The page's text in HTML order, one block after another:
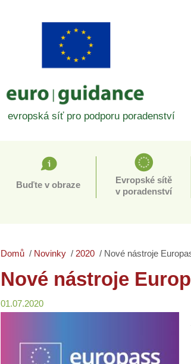
evropská síť pro podporu poradenství
Buďte v obraze
Evropské sítě
v poradenství
Domů Novinky 2020 Nové nástroje
Nové nástroje
01.07.2020